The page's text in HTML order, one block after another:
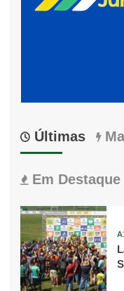
Últimas
Em Destaque